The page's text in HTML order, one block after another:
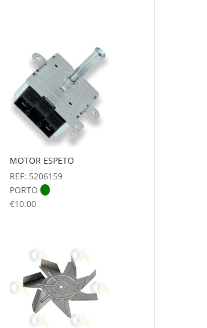
MOTOR ESPETO
REF: 5206159
PORTO
€10.00